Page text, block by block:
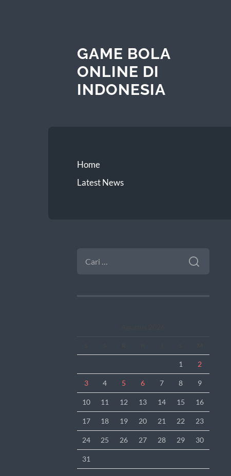
GAME BOLA
ONLINE DI
INDONESIA
Home
Latest News
UNTUK:
1 2
3 4 5 6 7 8 9
10 11 12 13 14 15 16
17 18 19 20 21 22 23
24 25 26 27 28 29 30
31